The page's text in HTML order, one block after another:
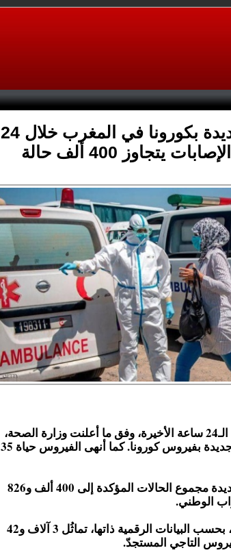
1217 إصابة جديدة بكورونا في المغرب خلال 24
يتجاوز 400 ألف حالة
سُجّلت في المغرب خلال الـ24 ساعة الأخيرة، وفق ما أعلنت وزارة الصحة،
اليوم الاثنين، 1217 حالة جديدة بفيروس كورونا. كما أنهى الفيروس حياة 35
ورفعت هذه الحصيلة الجديدة مجموع الحالات المؤكدة إلى 400 ألف و826
الوطني.
وأكدت التحاليل المخبرية، بحسب البيانات الرقمية ذاتها، تماثُل 3 آلاف و42
التاجي المستجدّ.